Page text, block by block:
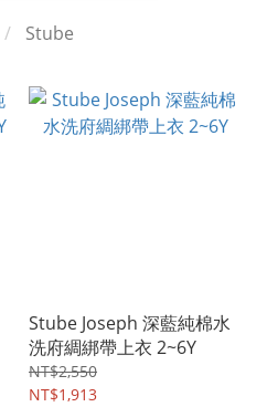
Stube
Stube Joseph 深藍純棉水
洗府綢綁帶上衣 2~6Y
NT$2,550
NT$1,913